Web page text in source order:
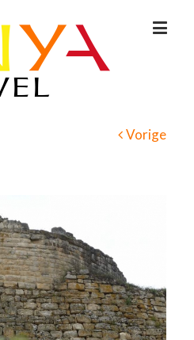
Vorige